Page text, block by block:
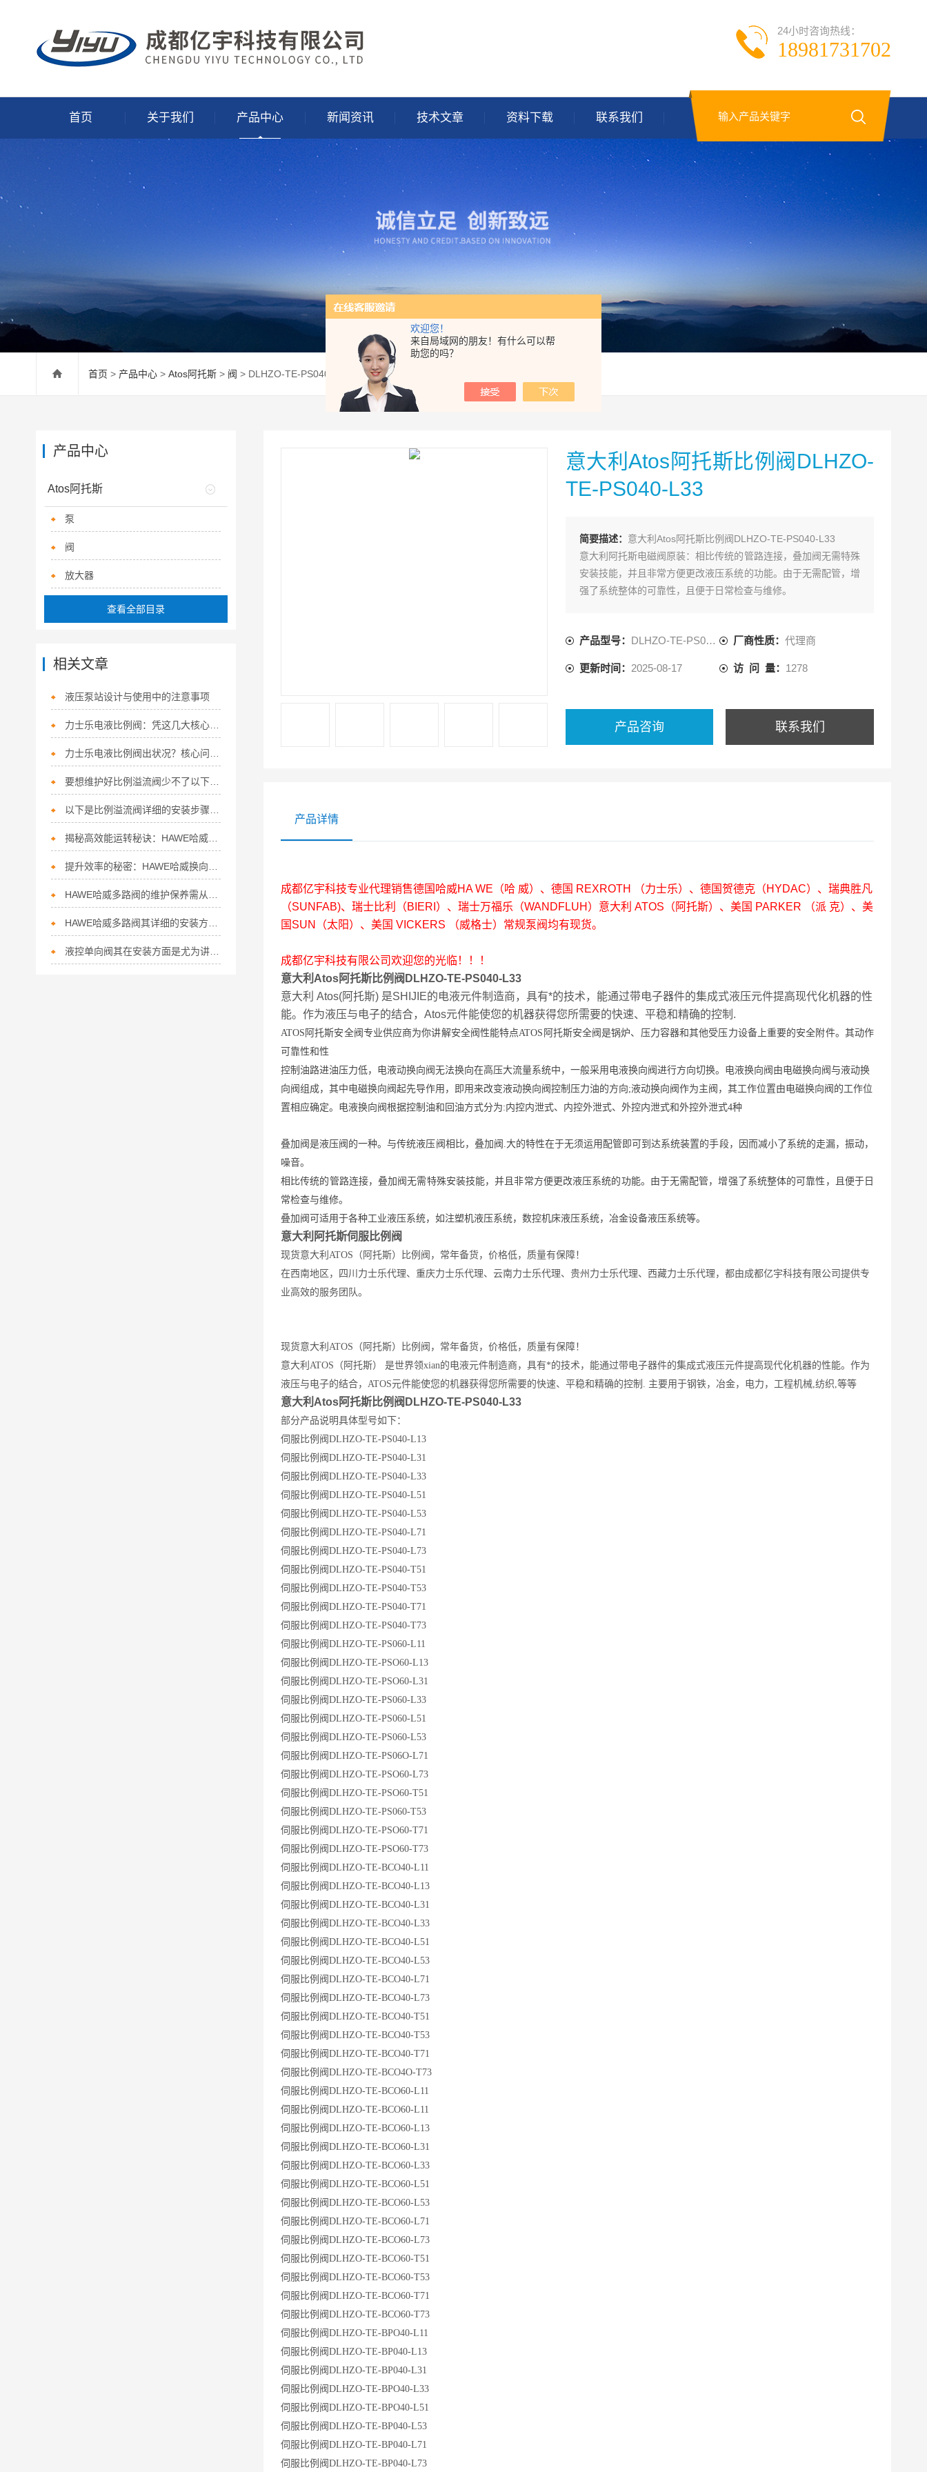
欢迎您！
来自局域网的朋友！有什么可以帮
助您的吗？
24小时咨询热线：
18981731702
首页 关于我们 产品中心 新闻资讯 技术文章 资料下载 联系我们
首页 > 产品中心 > Atos阿托斯 > 阀 > DLHZO-TE-PS040-L51意大利Atos阿托斯比例阀DLHZO-TE-PS040-L33
意大利Atos阿托斯比例阀DLHZO-
TE-PS040-L33
简要描述： 意大利Atos阿托斯比例阀DLHZO-TE-PS040-L33
意大利阿托斯电磁阀原装：相比传统的管路连接，叠加阀无需特殊
安装技能，并且非常方便更改液压系统的功能。由于无需配管，增
强了系统整体的可靠性，且便于日常检查与维修。
叠加阀通径大小：
产品型号： DLHZO-TE-PS040-L51 厂商性质：代理商
更新时间： 2025-08-17 访 问 量： 1278
产品咨询 联系我们
产品详情
成都亿宇科技专业代理销售德国哈威HA WE（哈 威）、德国 REXROTH （力士乐）、德国贺德克（HYDAC）、瑞典胜凡
（SUNFAB)、瑞士比利（BIERI）、瑞士万福乐（WANDFLUH）意大利 ATOS（阿托斯）、美国 PARKER （派 克）、美
国SUN（太阳）、美国 VICKERS （威格士）常规泵阀均有现货。
成都亿宇科技有限公司欢迎您的光临！！！
意大利Atos阿托斯比例阀DLHZO-TE-PS040-L33
意大利 Atos(阿托斯) 是SHIJIE的电液元件制造商，具有*的技术，能通过带电子器件的集成式液压元件提高现代化机器的性
能。作为液压与电子的结合，Atos元件能使您的机器获得您所需要的快速、平稳和精确的控制.
ATOS阿托斯安全阀专业供应商为你讲解安全阀性能特点ATOS阿托斯安全阀是锅炉、压力容器和其他受压力设备上重要的安全附件。其动作
可靠性和性
控制油路进油压力低，电液动换向阀无法换向在高压大流量系统中，一般采用电液换向阀进行方向切换。电液换向阀由电磁换向阀与液动换
向阀组成，其中电磁换向阀起先导作用，即用来改变液动换向阀控制压力油的方向;液动换向阀作为主阀，其工作位置由电磁换向阀的工作位
置相应确定。电液换向阀根据控制油和回油方式分为:内控内泄式、内控外泄式、外控内泄式和外控外泄式4种
叠加阀是液压阀的一种。与传统液压阀相比，叠加阀.大的特性在于无须运用配管即可到达系统装置的手段，因而减小了系统的走漏，振动，
噪音。
相比传统的管路连接，叠加阀无需特殊安装技能，并且非常方便更改液压系统的功能。由于无需配管，增强了系统整体的可靠性，且便于日
常检查与维修。
叠加阀可适用于各种工业液压系统，如注塑机液压系统，数控机床液压系统，冶金设备液压系统等。
意大利阿托斯伺服比例阀
现货意大利 ATOS （阿托斯）比例阀，常年备货，价格低，质量有保障！
在西南地区，四川力士乐代理、重庆力士乐代理、云南力士乐代理、贵州力士乐代理、西藏力士乐代理，都由成都亿宇科技有限公司提供专
业高效的服务团队。
现货意大利 ATOS （阿托斯）比例阀，常年备货，价格低，质量有保障！
意大利 ATOS （阿托斯） 是世界领xian的电液元件制造商，具有*的技术，能通过带电子器件的集成式液压元件提高现代化机器的性能。作为
液压与电子的结合， ATOS元件能使您的机器获得您所需要的快速、平稳和精确的控制 . 主要用于钢铁，冶金，电力，工程机械,纺织,等等
意大利Atos阿托斯比例阀DLHZO-TE-PS040-L33
部分产品说明具体型号如下：
伺服比例阀DLHZO-TE-PS040-L13
伺服比例阀DLHZO-TE-PS040-L31
伺服比例阀DLHZO-TE-PS040-L33
伺服比例阀DLHZO-TE-PS040-L51
伺服比例阀DLHZO-TE-PS040-L53
伺服比例阀DLHZO-TE-PS040-L71
伺服比例阀DLHZO-TE-PS040-L73
伺服比例阀DLHZO-TE-PS040-T51
伺服比例阀DLHZO-TE-PS040-T53
伺服比例阀DLHZO-TE-PS040-T71
伺服比例阀DLHZO-TE-PS040-T73
伺服比例阀DLHZO-TE-PS060-L11
伺服比例阀DLHZO-TE-PSO60-L13
伺服比例阀DLHZO-TE-PSO60-L31
伺服比例阀DLHZO-TE-PS060-L33
伺服比例阀DLHZO-TE-PS060-L51
伺服比例阀DLHZO-TE-PS060-L53
伺服比例阀DLHZO-TE-PS06O-L71
伺服比例阀DLHZO-TE-PSO60-L73
伺服比例阀DLHZO-TE-PSO60-T51
伺服比例阀DLHZO-TE-PS060-T53
伺服比例阀DLHZO-TE-PSO60-T71
伺服比例阀DLHZO-TE-PSO60-T73
伺服比例阀DLHZO-TE-BCO40-L11
伺服比例阀DLHZO-TE-BCO40-L13
伺服比例阀DLHZO-TE-BCO40-L31
伺服比例阀DLHZO-TE-BCO40-L33
伺服比例阀DLHZO-TE-BCO40-L51
伺服比例阀DLHZO-TE-BCO40-L53
伺服比例阀DLHZO-TE-BCO40-L71
伺服比例阀DLHZO-TE-BCO40-L73
伺服比例阀DLHZO-TE-BCO40-T51
伺服比例阀DLHZO-TE-BCO40-T53
伺服比例阀DLHZO-TE-BCO40-T71
伺服比例阀DLHZO-TE-BCO4O-T73
伺服比例阀DLHZO-TE-BCO60-L11
伺服比例阀DLHZO-TE-BCO60-L11
伺服比例阀DLHZO-TE-BCO60-L13
伺服比例阀DLHZO-TE-BCO60-L31
伺服比例阀DLHZO-TE-BCO60-L33
伺服比例阀DLHZO-TE-BCO60-L51
伺服比例阀DLHZO-TE-BCO60-L53
伺服比例阀DLHZO-TE-BCO60-L71
伺服比例阀DLHZO-TE-BCO60-L73
伺服比例阀DLHZO-TE-BCO60-T51
伺服比例阀DLHZO-TE-BCO60-T53
伺服比例阀DLHZO-TE-BCO60-T71
伺服比例阀DLHZO-TE-BCO60-T73
伺服比例阀DLHZO-TE-BPO40-L11
伺服比例阀DLHZO-TE-BP040-L13
伺服比例阀DLHZO-TE-BP040-L31
伺服比例阀DLHZO-TE-BPO40-L33
伺服比例阀DLHZO-TE-BPO40-L51
伺服比例阀DLHZO-TE-BP040-L53
伺服比例阀DLHZO-TE-BP040-L71
伺服比例阀DLHZO-TE-BP040-L73
产品中心
Atos阿托斯
泵
阀
放大器
查看全部目录
相关文章
液压泵站设计与使用中的注意事项
力士乐电液比例阀：凭这几大核心特点，稳坐流体控制“硬核担当”！
要想维护好比例溢流阀少不了以下步骤！
揭秘高效能运转秘诀：HAWE哈威换向阀的多面应用
液控单向阀其在安装方面是尤为讲究的